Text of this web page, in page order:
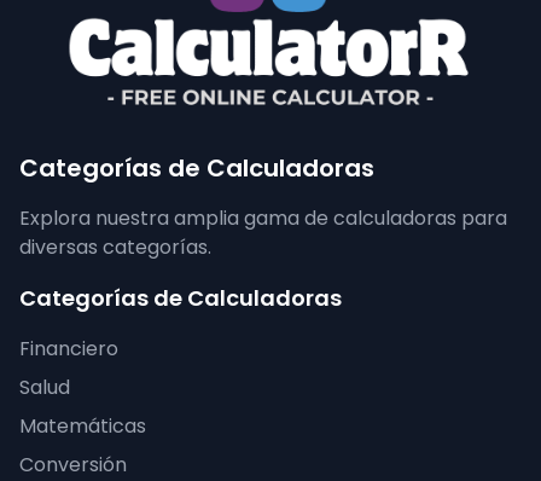
Categorías de Calculadoras
Explora nuestra amplia gama de calculadoras para
diversas categorías.
Categorías de Calculadoras
Financiero
Salud
Matemáticas
Conversión